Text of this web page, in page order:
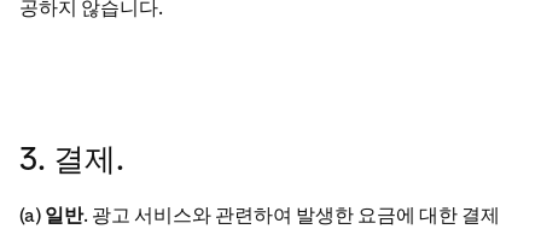
공하지 않습니다.
3. 결제.
(a) 일반. 광고 서비스와 관련하여 발생한 요금에 대한 결제